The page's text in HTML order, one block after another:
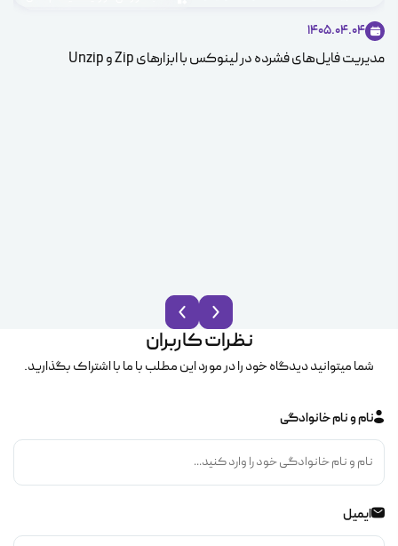
1405.04.04
مدیریت فایل‌های فشرده در لینوکس با ابزارهای Zip و Unzip
نظرات کاربران
شما میتوانید دیدگاه خود را در مورد این مطلب با ما با اشتراک بگذارید.
نام و نام خانوادگی
ایمیل